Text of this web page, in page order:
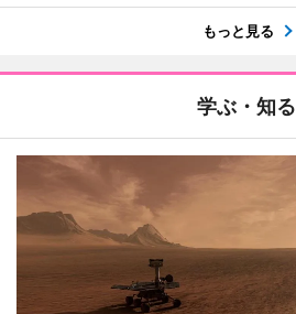
もっと見る
学ぶ・知る